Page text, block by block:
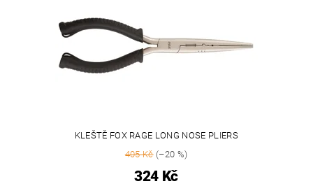
KLEŠTĚ FOX RAGE LONG NOSE PLIERS
405 Kč(–20 %)
324 Kč